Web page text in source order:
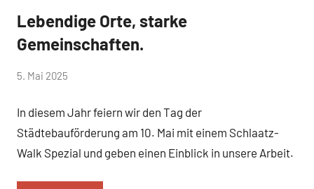
Lebendige Orte, starke
Gemeinschaften.
von
Braun
5. Mai 2025
In diesem Jahr feiern wir den Tag der
Städtebauförderung am 10. Mai mit einem Schlaatz-
Walk Spezial und geben einen Einblick in unsere Arbeit.